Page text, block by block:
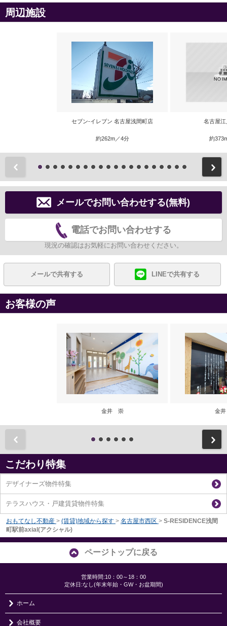
周辺施設
セブン‐イレブン 名古屋浅間町店
約262m／4分
名古屋
約
メールでお問い合わせする(無料)
電話でお問い合わせする
現況の確認はお気軽にお問い合わせください。
メールで共有する LINEで共有する
お客様の声
金井 崇 金
こだわり特集
デザイナーズ物件特集
テラスハウス・戸建賃貸物件特集
おもてなし不動産 > (賃貸)地域から探す > 名古屋市西区 > S-RESIDENCE浅間
町駅前axial(アクシャル)
ページトップに戻る
営業時間:10：00～18：00
定休日:なし(年末年始・GW・お盆期間)
ホーム
会社概要